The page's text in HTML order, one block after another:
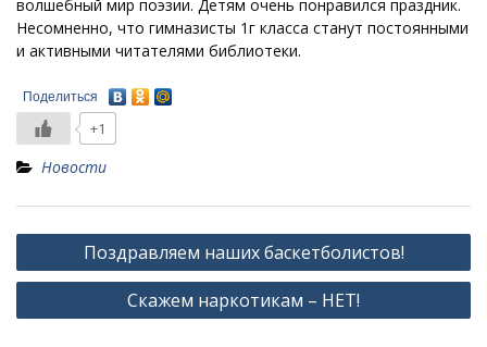
волшебный мир поэзии. Детям очень понравился праздник.
Несомненно, что гимназисты 1г класса станут постоянными
и активными читателями библиотеки.
Поделиться
+1
Новости
Навигация
по
Поздравляем наших баскетболистов!
Скажем наркотикам – НЕТ!